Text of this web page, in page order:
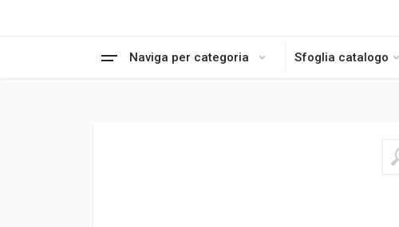
Naviga per categoria Sfoglia catalogo